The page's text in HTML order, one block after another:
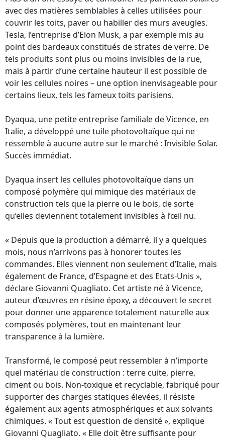
avec des matières semblables à celles utilisées pour
couvrir les toits, paver ou habiller des murs aveugles.
Tesla, l’entreprise d’Elon Musk, a par exemple mis au
point des bardeaux constitués de strates de verre. De
tels produits sont plus ou moins invisibles de la rue,
mais à partir d’une certaine hauteur il est possible de
voir les cellules noires – une option inenvisageable pour
certains lieux, tels les fameux toits parisiens.
Dyaqua, une petite entreprise familiale de Vicence, en
Italie, a développé une tuile photovoltaïque qui ne
ressemble à aucune autre sur le marché : Invisible Solar.
Succès immédiat.
Dyaqua insert les cellules photovoltaïque dans un
composé polymère qui mimique des matériaux de
construction tels que la pierre ou le bois, de sorte
qu’elles deviennent totalement invisibles à l’œil nu.
« Depuis que la production a démarré, il y a quelques
mois, nous n’arrivons pas à honorer toutes les
commandes. Elles viennent non seulement d’Italie, mais
également de France, d’Espagne et des Etats-Unis »,
déclare Giovanni Quagliato. Cet artiste né à Vicence,
auteur d’œuvres en résine époxy, a découvert le secret
pour donner une apparence totalement naturelle aux
composés polymères, tout en maintenant leur
transparence à la lumière.
Transformé, le composé peut ressembler à n’importe
quel matériau de construction : terre cuite, pierre,
ciment ou bois. Non-toxique et recyclable, fabriqué pour
supporter des charges statiques élevées, il résiste
également aux agents atmosphériques et aux solvants
chimiques. « Tout est question de densité », explique
Giovanni Quagliato. « Elle doit être suffisante pour